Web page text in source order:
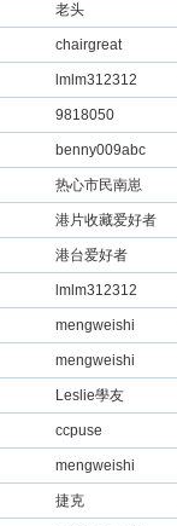
老头
chairgreat
lmlm312312
9818050
benny009abc
热心市民南崽
港片收藏爱好者
港台爱好者
lmlm312312
mengweishi
mengweishi
Leslie學友
ccpuse
mengweishi
捷克